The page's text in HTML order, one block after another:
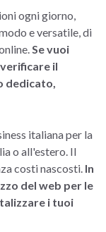
ogni giorno,
e versatile, di
Se vuoi
il
dedicato,
italiana per la
o all'estero. Il
costi nascosti. In
del web per le
i tuoi